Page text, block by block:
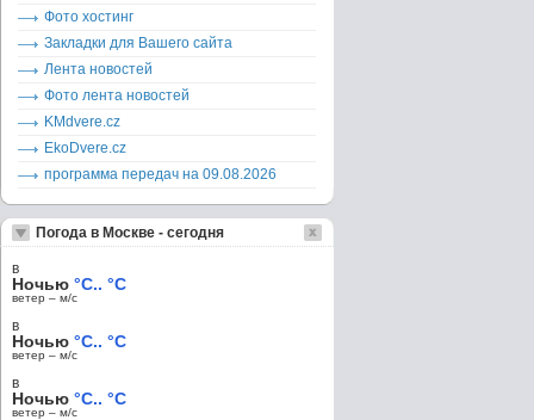
Фото хостинг
Закладки для Вашего сайта
Лента новостей
Фото лента новостей
KMdvere.cz
EkoDvere.cz
программа передач на 09.08.2026
Погода в Москве - сегодня
в
Ночью °C.. °C
ветер – м/c
в
Ночью °C.. °C
ветер – м/c
в
Ночью °C.. °C
ветер – м/c